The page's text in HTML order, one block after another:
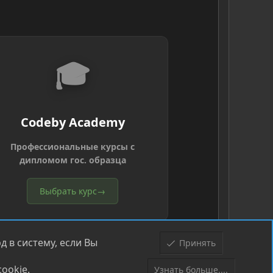
🎓
Codeby Academy
Профессиональные курсы с
дипломом гос. образца
Выбрать курс→
в систему, если Вы
Принять
Узнать больше....